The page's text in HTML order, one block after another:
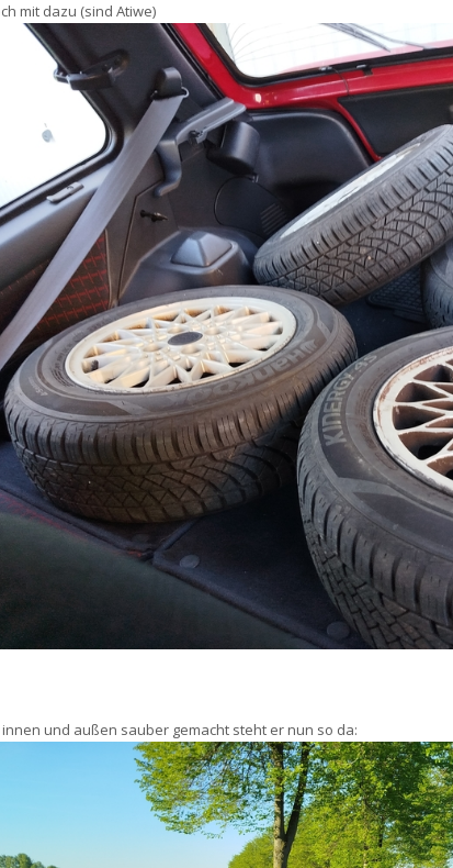
mit dazu (sind Atiwe)
und außen sauber gemacht steht er nun so da: